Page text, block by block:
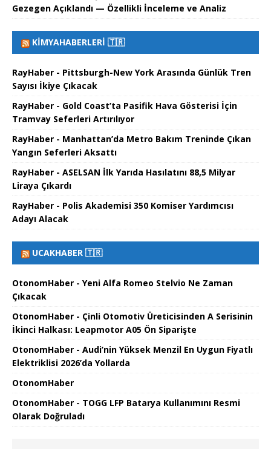
Gezegen Açıklandı — Özellikli İnceleme ve Analiz
KIMYAHABERLERI 🇹🇷
RayHaber - Pittsburgh-New York Arasında Günlük Tren
Sayısı İkiye Çıkacak
RayHaber - Gold Coast’ta Pasifik Hava Gösterisi İçin
Tramvay Seferleri Artırılıyor
RayHaber - Manhattan’da Metro Bakım Treninde Çıkan
Yangın Seferleri Aksattı
RayHaber - ASELSAN İlk Yarıda Hasılatını 88,5 Milyar
Liraya Çıkardı
RayHaber - Polis Akademisi 350 Komiser Yardımcısı
Adayı Alacak
UCAKHABER 🇹🇷
OtonomHaber - Yeni Alfa Romeo Stelvio Ne Zaman
Çıkacak
OtonomHaber - Çinli Otomotiv Üreticisinden A Serisinin
İkinci Halkası: Leapmotor A05 Ön Siparişte
OtonomHaber - Audi’nin Yüksek Menzil En Uygun Fiyatlı
Elektriklisi 2026’da Yollarda
OtonomHaber
OtonomHaber - TOGG LFP Batarya Kullanımını Resmi
Olarak Doğruladı